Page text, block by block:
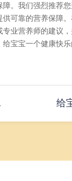
障。我们强烈推荐
供可靠的营养保障
专业营养师的建议
宝宝一个健康快乐
给